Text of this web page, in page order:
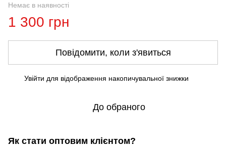
Немає в наявності
1 300 грн
Повідомити, коли з'явиться
Увійти для відображення накопичувальної знижки
До обраного
Як стати оптовим клієнтом?